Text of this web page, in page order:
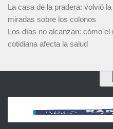
La casa de la pradera: volvió
miradas sobre los colonos
Los días no alcanzan: cómo el
cotidiana afecta la salud